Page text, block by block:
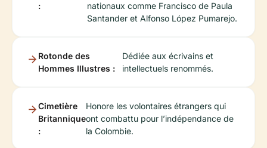
:
nationaux comme Francisco de Paula
Santander et Alfonso López Pumarejo.
Rotonde des
Hommes Illustres :
Dédiée aux écrivains et
intellectuels renommés.
Cimetière
Britannique
:
Honore les volontaires étrangers qui
ont combattu pour l’indépendance de
la Colombie.